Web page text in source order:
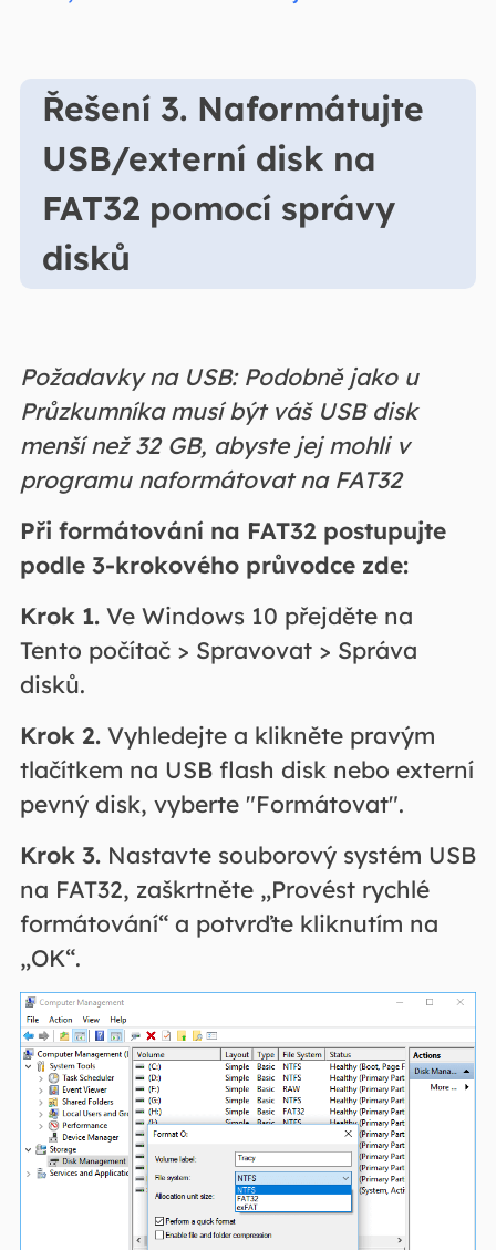
Řešení 3. Naformátujte
USB/externí disk na
FAT32 pomocí správy
disků
Požadavky na USB: Podobně jako u
Průzkumníka musí být váš USB disk
menší než 32 GB, abyste jej mohli v
programu naformátovat na FAT32
Při formátování na FAT32 postupujte
podle 3-krokového průvodce zde:
Krok 1.Ve Windows 10 přejděte na
Tento počítač > Spravovat > Správa
disků.
Krok 2.Vyhledejte a klikněte pravým
tlačítkem na USB flash disk nebo externí
pevný disk, vyberte "Formátovat".
Krok 3.Nastavte souborový systém USB
na FAT32, zaškrtněte „Provést rychlé
formátování“ a potvrďte kliknutím na
„OK“.